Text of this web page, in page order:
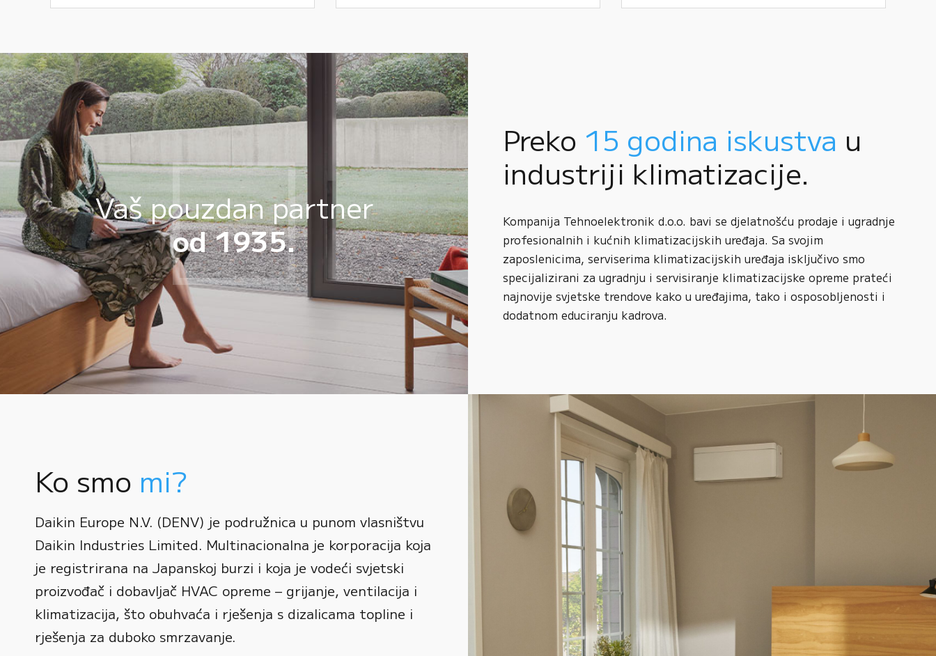
Vaš pouzdan partner
od 1935.
Preko 15 godina iskustva u
industriji klimatizacije.
Kompanija Tehnoelektronik d.o.o. bavi se djelatnošću prodaje i ugradnje
profesionalnih i kućnih klimatizacijskih uređaja. Sa svojim
zaposlenicima, serviserima klimatizacijskih uređaja isključivo smo
specijalizirani za ugradnju i servisiranje klimatizacijske opreme prateći
najnovije svjetske trendove kako u uređajima, tako i osposobljenosti i
dodatnom educiranju kadrova.
Ko smo mi?
Daikin Europe N.V. (DENV) je podružnica u punom vlasništvu
Daikin Industries Limited. Multinacionalna je korporacija koja
je registrirana na Japanskoj burzi i koja je vodeći svjetski
proizvođač i dobavljač HVAC opreme – grijanje, ventilacija i
klimatizacija, što obuhvaća i rješenja s dizalicama topline i
rješenja za duboko smrzavanje.
0
1
2
3
4
0
1
2
3
0
1
2
0